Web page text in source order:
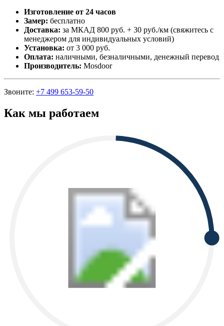
Изготовление от 24 часов
Замер: бесплатно
Доставка: за МКАД 800 руб. + 30 руб./км (свяжитесь с
менеджером для индивидуальных условий)
Установка: от 3 000 руб.
Оплата: наличными, безналичными, денежный перевод
Производитель: Mosdoor
Звоните: +7 499 653-59-50
Как мы работаем